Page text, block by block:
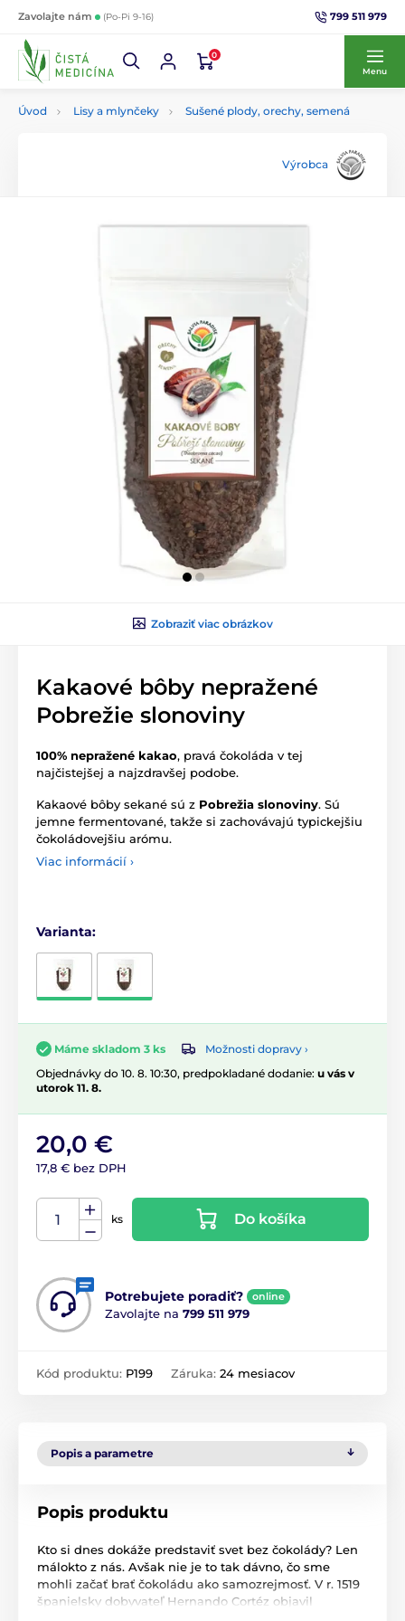
Zavolajte nám (Po-Pi 9-16) 799 511 979
0
Menu
Úvod Lisy a mlynčeky Sušené plody, orechy, semená
Výrobca
Zobraziť viac obrázkov
Kakaové bôby nepražené
Pobrežie slonoviny
100% nepražené kakao, pravá čokoláda v tej
najčistejšej a najzdravšej podobe.
Kakaové bôby sekané sú z Pobrežia slonoviny. Sú
jemne fermentované, takže si zachovávajú typickejšiu
čokoládovejšiu arómu.
Viac informácií ›
Varianta:
Máme skladom 3 ks
Možnosti dopravy ›
Objednávky do 10. 8. 10:30, predpokladané dodanie: u vás v
utorok 11. 8.
20,0 €
17,8 € bez DPH
ks Do košíka
Potrebujete poradiť? online
Zavolajte na 799 511 979
Kód produktu: P199 Záruka: 24 mesiacov
Popis a parametre
Popis produktu
Kto si dnes dokáže predstaviť svet bez čokolády? Len
málokto z nás. Avšak nie je to tak dávno, čo sme
mohli začať brať čokoládu ako samozrejmosť. V r. 1519
španielsky dobyvateľ Hernando Cortéz objavil